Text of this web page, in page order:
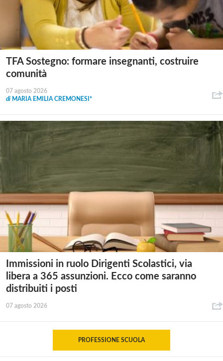
TFA Sostegno: formare insegnanti, costruire
comunità
07 agosto 2026
di MARIA EMILIA CREMONESI*
Immissioni in ruolo Dirigenti Scolastici, via
libera a 365 assunzioni. Ecco come saranno
distribuiti i posti
07 agosto 2026
PROFESSIONE SCUOLA